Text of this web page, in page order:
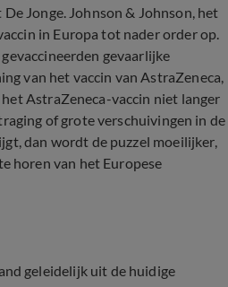
Jonge. Johnson & Johnson, het
in Europa tot nader order op.
gevaarlijke
van het vaccin van AstraZeneca,
AstraZeneca-vaccin niet langer
of grote verschuivingen in de
dan wordt de puzzel moeilijker,
horen van het Europese
geleidelijk uit de huidige